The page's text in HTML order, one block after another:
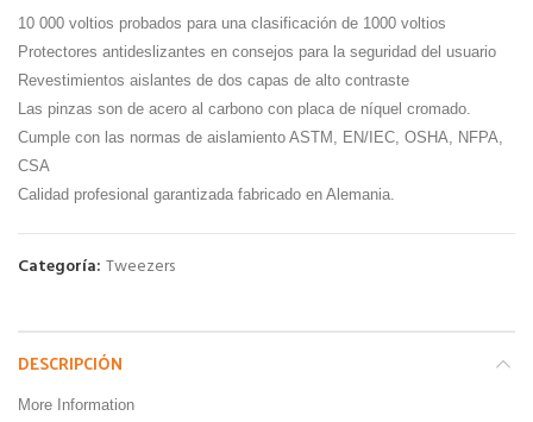
10 000 voltios probados para una clasificación de 1000 voltios
Protectores antideslizantes en consejos para la seguridad del usuario
Revestimientos aislantes de dos capas de alto contraste
Las pinzas son de acero al carbono con placa de níquel cromado.
Cumple con las normas de aislamiento ASTM, EN/IEC, OSHA, NFPA,
CSA
Calidad profesional garantizada fabricado en Alemania.
Categoría: Tweezers
DESCRIPCIÓN
More Information